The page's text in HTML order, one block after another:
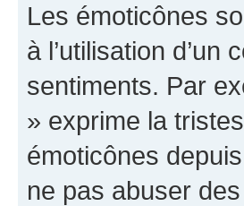
Les émoticônes
à l’utilisation d’un
sentiments. Par
» exprime la
émoticônes
ne pas abuser